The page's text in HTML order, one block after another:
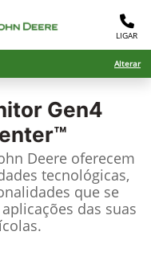
LIGAR
Alterar
Gen4
Deere oferecem
tecnológicas,
que se
das suas